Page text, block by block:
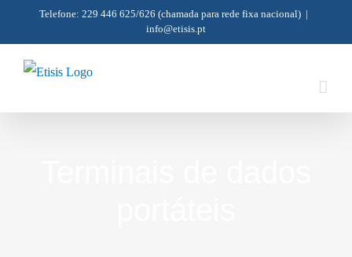
content
Telefone: 229 446 625/626 (chamada para rede fixa nacional) |
info@etisis.pt